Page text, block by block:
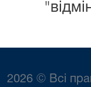
2026 © Всі